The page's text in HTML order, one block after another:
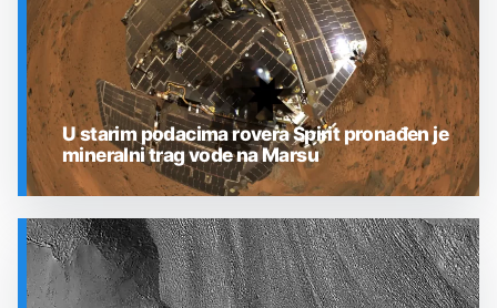
SVEMIR
U starim podacima rovera Spirit pronađen je
mineralni trag vode na Marsu